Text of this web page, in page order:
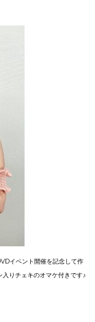
イベント開催を記念して作
りチェキのオマケ付きです♪